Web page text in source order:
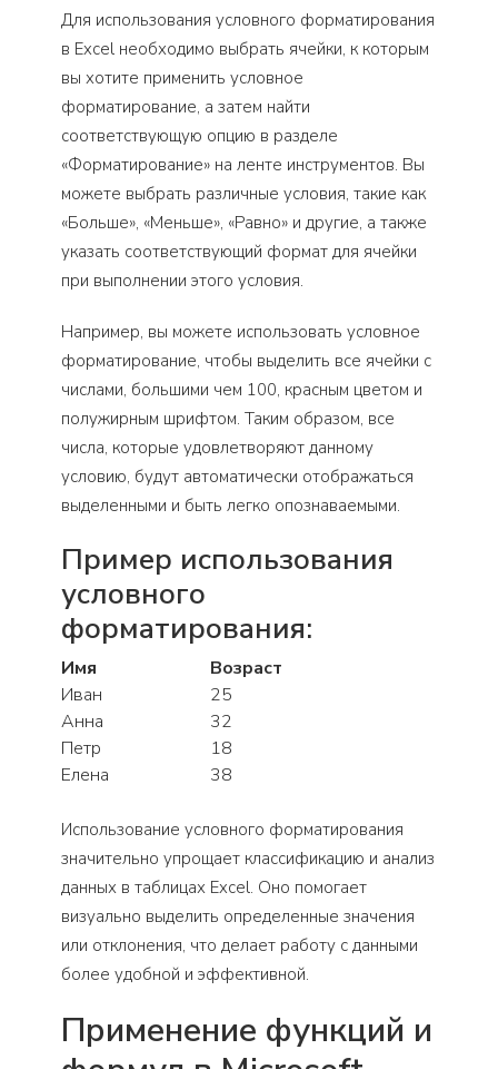
Для использования условного форматирования
в Excel необходимо выбрать ячейки, к которым
вы хотите применить условное
форматирование, а затем найти
соответствующую опцию в разделе
«Форматирование» на ленте инструментов. Вы
можете выбрать различные условия, такие как
«Больше», «Меньше», «Равно» и другие, а также
указать соответствующий формат для ячейки
при выполнении этого условия.
Например, вы можете использовать условное
форматирование, чтобы выделить все ячейки с
числами, большими чем 100, красным цветом и
полужирным шрифтом. Таким образом, все
числа, которые удовлетворяют данному
условию, будут автоматически отображаться
выделенными и быть легко опознаваемыми.
Пример использования
условного
форматирования:
Имя
Возраст
Иван
25
Анна
32
Петр
18
Елена
38
Использование условного форматирования
значительно упрощает классификацию и анализ
данных в таблицах Excel. Оно помогает
визуально выделить определенные значения
или отклонения, что делает работу с данными
более удобной и эффективной.
Применение функций и